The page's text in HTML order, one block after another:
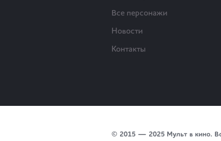
Все персонажи
Новости
Контакты
© 2015 — 2025 Мульт в кино.